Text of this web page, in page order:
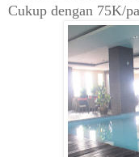
Cukup dengan 75K/